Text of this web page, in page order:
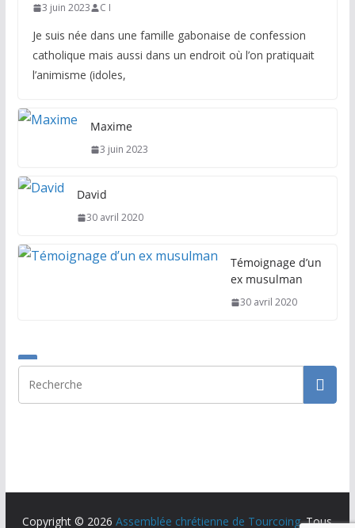
3 juin 2023 C I
Je suis née dans une famille gabonaise de confession
catholique mais aussi dans un endroit où l’on pratiquait
l’animisme (idoles,
Maxime
3 juin 2023
David
30 avril 2020
Témoignage d’un
ex musulman
30 avril 2020
Copyright © 2026Assemblée chrétienne de Tourcoing. Tous